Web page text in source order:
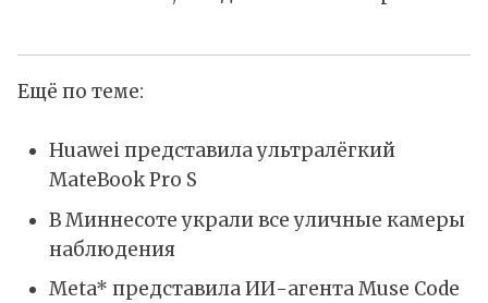
Ещё по теме:
Huawei представила ультралёгкий
MateBook Pro S
В Миннесоте украли все уличные камеры
наблюдения
Meta* представила ИИ-агента Muse Code